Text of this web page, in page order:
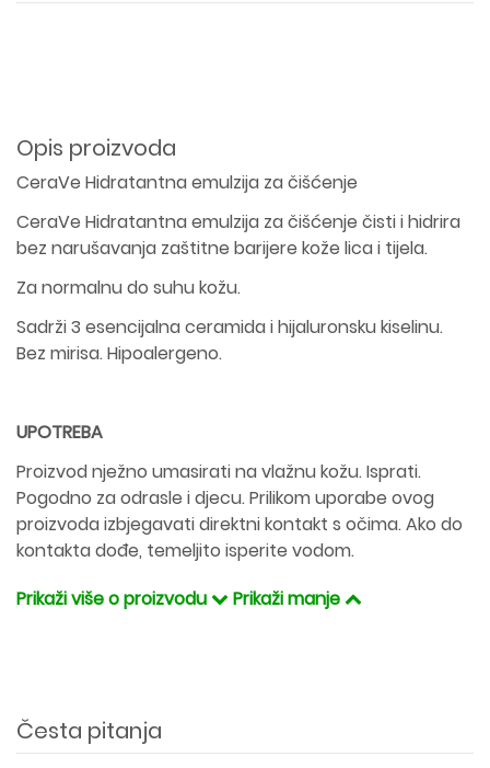
Opis proizvoda
CeraVe Hidratantna emulzija za čišćenje
CeraVe Hidratantna emulzija za čišćenje čisti i hidrira
bez narušavanja zaštitne barijere kože lica i tijela.
Za normalnu do suhu kožu.
Sadrži 3 esencijalna ceramida i hijaluronsku kiselinu.
Bez mirisa. Hipoalergeno.
UPOTREBA
Proizvod nježno umasirati na vlažnu kožu. Isprati.
Pogodno za odrasle i djecu. Prilikom uporabe ovog
proizvoda izbjegavati direktni kontakt s očima. Ako do
kontakta dođe, temeljito isperite vodom.
Prikaži više o proizvodu
Prikaži manje
Česta pitanja